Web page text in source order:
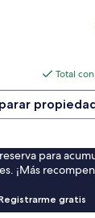
Total
para
¡Más
gratis